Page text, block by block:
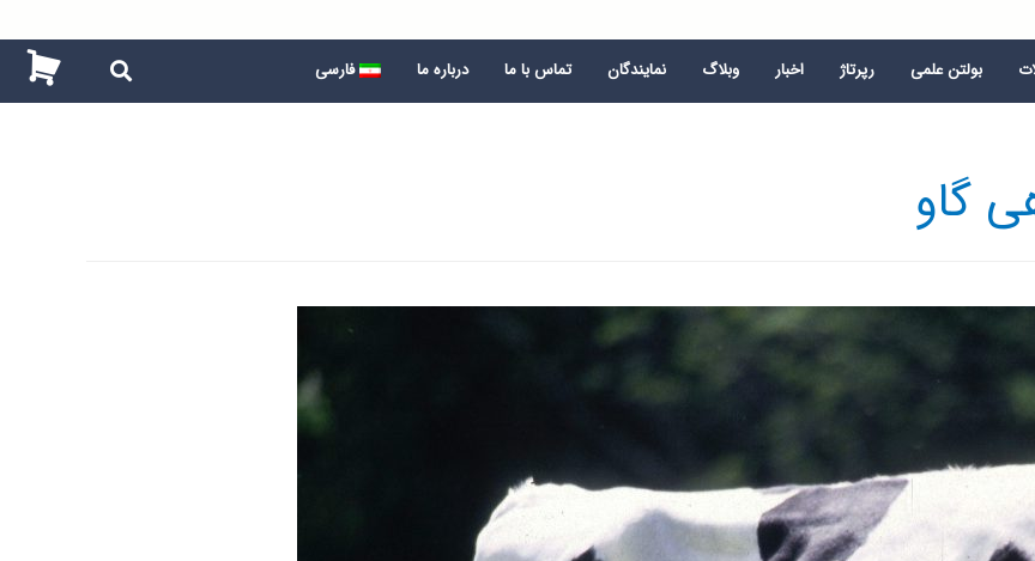
بولتن علمی رپرتاژ اخبار وبلاگ نمایندگان تماس با ما درباره ما فارسی
گاو